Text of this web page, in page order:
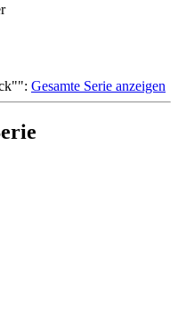
": Gesamte Serie anzeigen